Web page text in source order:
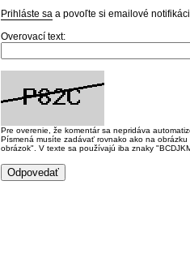
Prihláste sa a povoľte si emailové
Overovací text:
Pre overenie, že komentár sa nepridáva
Písmená musíte zadávať rovnako ako na
obrázok". V texte sa používajú iba znaky